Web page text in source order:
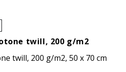
twill, 200 g/m2
twill, 200 g/m2, 50 x 70 cm